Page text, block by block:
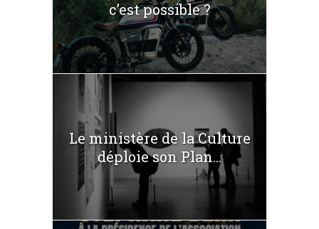
c’est possible ?
Le ministère de la Culture
déploie son Plan...